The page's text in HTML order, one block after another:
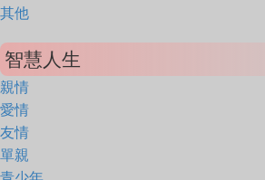
其他
智慧人生
親情
愛情
友情
單親